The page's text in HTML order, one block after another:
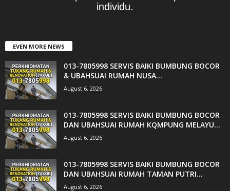
individu.
EVEN MORE NEWS
013-7805998 SERVIS BAIKI BUMBUNG BOCOR
& UBAHSUAI RUMAH NUSA...
August 6, 2026
013-7805998 SERVIS BAIKI BUMBUNG BOCOR
DAN UBAHSUAI RUMAH KQMPUNG MELAYU...
August 6, 2026
013-7805998 SERVIS BAIKI BUMBUNG BOCOR
DAN UBAHSUAI RUMAH TAMAN PUTRI...
August 6, 2026